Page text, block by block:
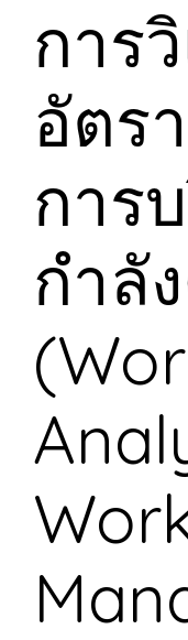
การ
อัตร
การ
กำลั